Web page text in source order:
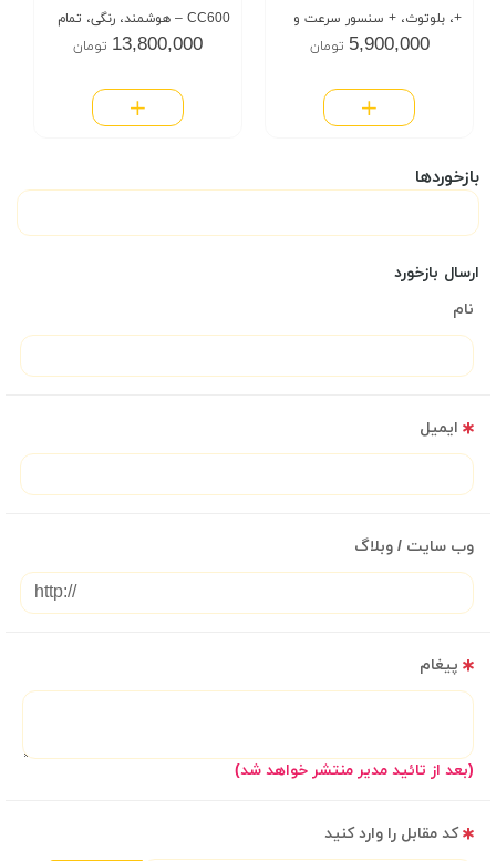
+، بلوتوث، + سنسور سرعت و
سنسور دور پا
5,900,000 تومان
CC600 – هوشمند، رنگی، تمام
امکانات GPS13,800,000 تومان
بازخوردها
ارسال بازخورد
نام
ایمیل
وب سایت / وبلاگ
پیغام
(بعد از تائید مدیر منتشر خواهد شد)
کد مقابل را وارد کنید